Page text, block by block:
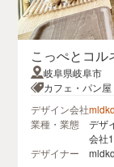
こっぺとコル
岐阜県岐阜市
カフェ・パン
デザイン会社
業種・業態
デザ
会社1
デザイナー